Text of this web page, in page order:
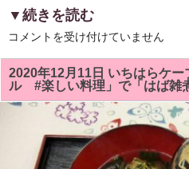
▼続きを読む
海
の
産
地
だ
っ
コメントを受け付けていません
2020年12月11日 いちはらケ
ル #楽しい料理」で「はば雑